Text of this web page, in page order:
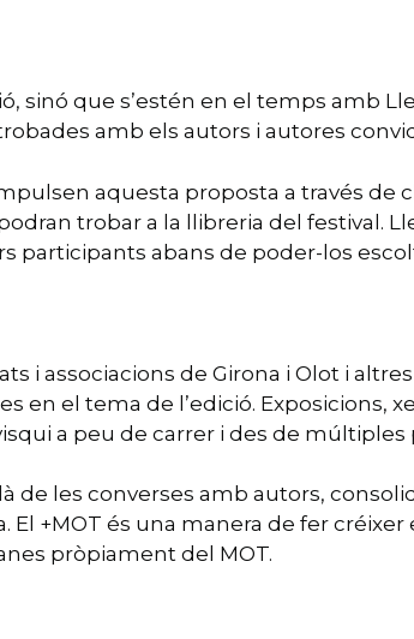
sinó que s’estén en el temps amb
amb els autors i autores
aquesta proposta a través
trobar a la llibreria del festival.
participants abans de poder-los
i associacions de Girona i Olot i
en el tema de l’edició. Exposicions,
a peu de carrer i des de múltiples
de les converses amb autors,
+MOT és una manera de fer créixer
pròpiament del MOT.